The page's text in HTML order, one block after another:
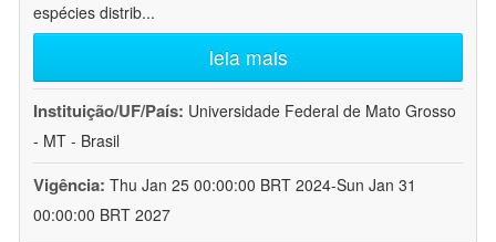
espécies distrib...
leia mais
Instituição/UF/País: Universidade Federal de Mato Grosso
- MT - Brasil
Vigência: Thu Jan 25 00:00:00 BRT 2024-Sun Jan 31
00:00:00 BRT 2027